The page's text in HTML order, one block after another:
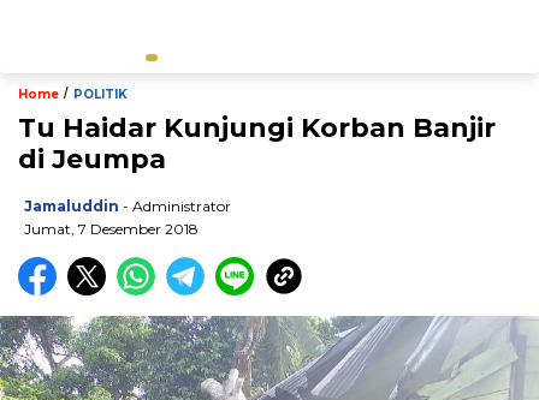
Home / POLITIK
Tu Haidar Kunjungi Korban Banjir
di Jeumpa
Jamaluddin - Administrator
Jumat, 7 Desember 2018